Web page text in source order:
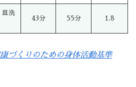
皿洗
43分 55分 1.8
づくりのための身体活動基準